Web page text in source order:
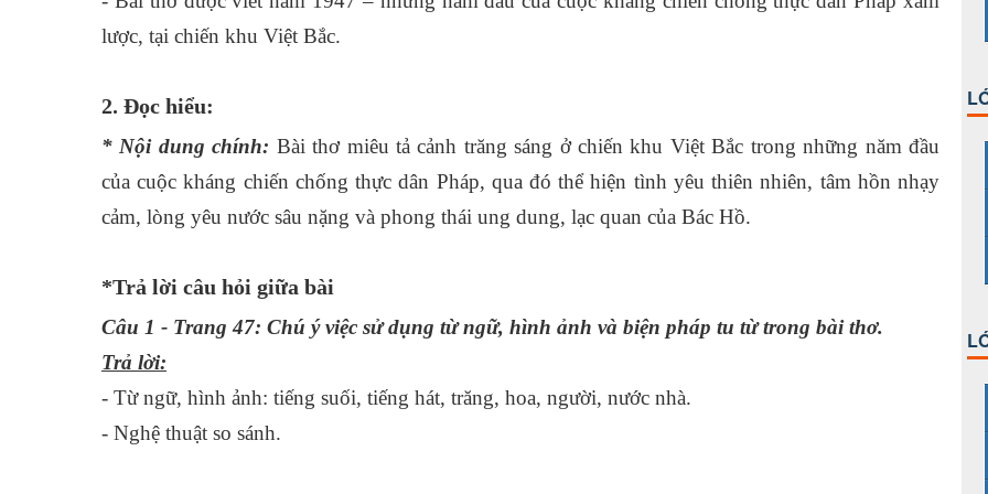
lược, tại chiến khu Việt Bắc.
2. Đọc hiểu:
* Nội dung chính: Bài thơ miêu tả cảnh trăng sáng ở chiến khu Việt Bắc trong những năm đầu
của cuộc kháng chiến chống thực dân Pháp, qua đó thể hiện tình yêu thiên nhiên, tâm hồn nhạy
cảm, lòng yêu nước sâu nặng và phong thái ung dung, lạc quan của Bác Hồ.
*Trả lời câu hỏi giữa bài
Câu 1 - Trang 47: Chú ý việc sử dụng từ ngữ, hình ảnh và biện pháp tu từ trong bài thơ.
Trả lời:
- Từ ngữ, hình ảnh: tiếng suối, tiếng hát, trăng, hoa, người, nước nhà.
- Nghệ thuật so sánh.